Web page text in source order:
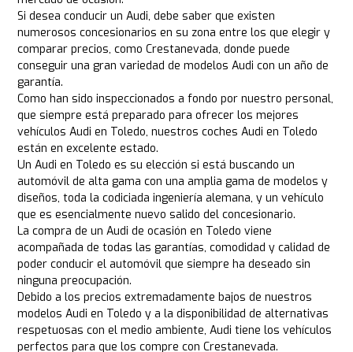
Si desea conducir un Audi, debe saber que existen
numerosos concesionarios en su zona entre los que elegir y
comparar precios, como Crestanevada, donde puede
conseguir una gran variedad de modelos Audi con un año de
garantía.
Como han sido inspeccionados a fondo por nuestro personal,
que siempre está preparado para ofrecer los mejores
vehículos Audi en Toledo, nuestros coches Audi en Toledo
están en excelente estado.
Un Audi en Toledo es su elección si está buscando un
automóvil de alta gama con una amplia gama de modelos y
diseños, toda la codiciada ingeniería alemana, y un vehículo
que es esencialmente nuevo salido del concesionario.
La compra de un Audi de ocasión en Toledo viene
acompañada de todas las garantías, comodidad y calidad de
poder conducir el automóvil que siempre ha deseado sin
ninguna preocupación.
Debido a los precios extremadamente bajos de nuestros
modelos Audi en Toledo y a la disponibilidad de alternativas
respetuosas con el medio ambiente, Audi tiene los vehículos
perfectos para que los compre con Crestanevada.